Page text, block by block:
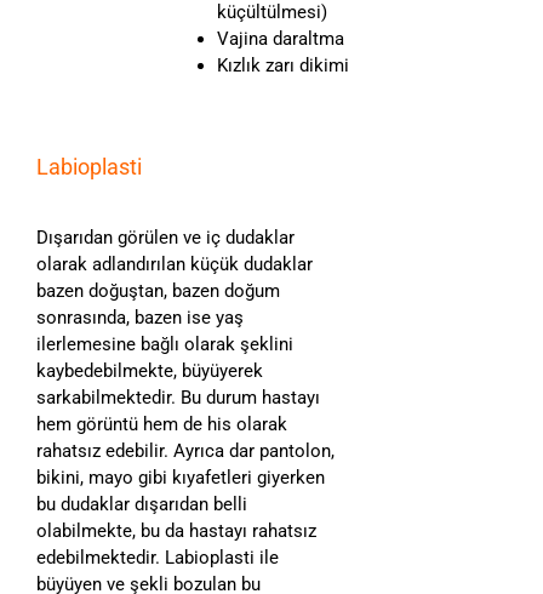
küçültülmesi)
Vajina daraltma
Kızlık zarı dikimi
Labioplasti
Dışarıdan görülen ve iç dudaklar
olarak adlandırılan küçük dudaklar
bazen doğuştan, bazen doğum
sonrasında, bazen ise yaş
ilerlemesine bağlı olarak şeklini
kaybedebilmekte, büyüyerek
sarkabilmektedir. Bu durum hastayı
hem görüntü hem de his olarak
rahatsız edebilir. Ayrıca dar pantolon,
bikini, mayo gibi kıyafetleri giyerken
bu dudaklar dışarıdan belli
olabilmekte, bu da hastayı rahatsız
edebilmektedir. Labioplasti ile
büyüyen ve şekli bozulan bu